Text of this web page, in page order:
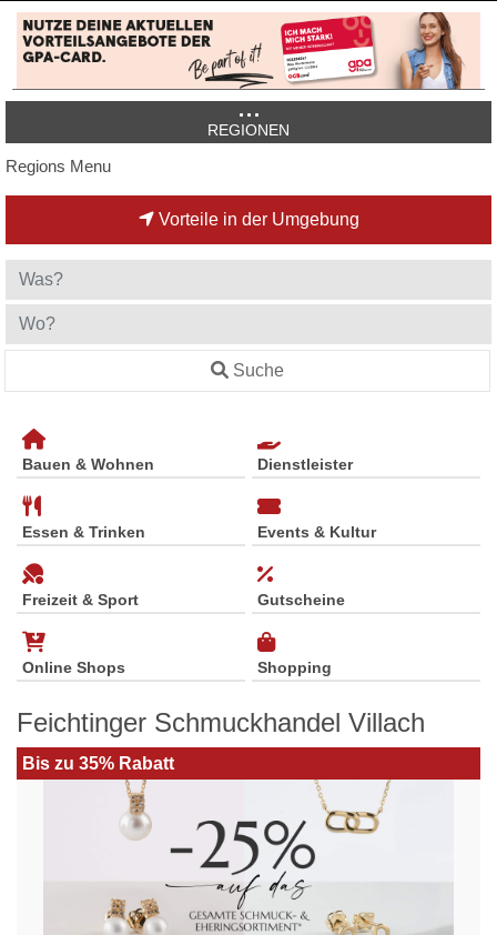
REGIONEN
Regions Menu
Vorteile in der Umgebung
Suche
Bauen & Wohnen Dienstleister
Essen & Trinken Events & Kultur
Freizeit & Sport Gutscheine
Online Shops Shopping
Feichtinger Schmuckhandel Villach
Bis zu 35% Rabatt